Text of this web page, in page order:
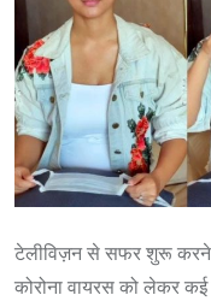
टेलीविज़न से सफर शुरू करने
कोरोना वायरस को लेकर